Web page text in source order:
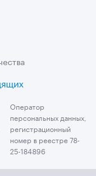
Оператор
персональных данных,
регистрационный
номер в реестре 78-
25-184896